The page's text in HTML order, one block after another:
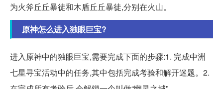
为火斧丘丘暴徒和木盾丘丘暴徒,分别在火山。
原神怎么进入独眼巨宝?
进入原神中的独眼巨宝,需要完成下面的步骤:1. 完成中洲
七星寻宝活动中的任务,其中包括完成考验和解开迷题。2.